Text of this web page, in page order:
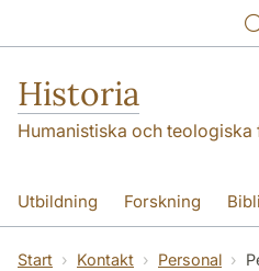
Historia
Humanistiska och teologiska
Utbildning Forskning
Om oss
Start Kontakt Personal